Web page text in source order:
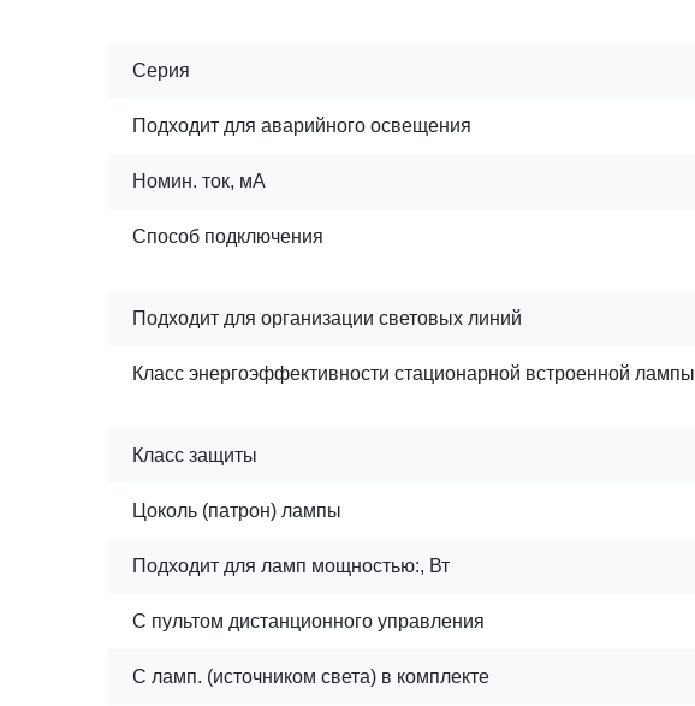
Серия
Подходит для аварийного освещения
Номин. ток, мА
Способ подключения
Подходит для организации световых линий
Класс энергоэффективности стационарной встроенной лампы
Класс защиты
Цоколь (патрон) лампы
Подходит для ламп мощностью:, Вт
С пультом дистанционного управления
С ламп. (источником света) в комплекте